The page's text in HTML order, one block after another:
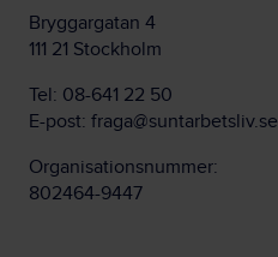
Bryggargatan 4
111 21 Stockholm
Tel: 08-641 22 50
E-post: fraga@suntarbetsliv.se
Organisationsnummer:
802464-9447